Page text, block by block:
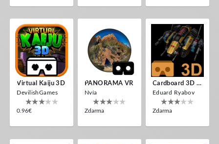
Virtual Kaiju 3D
DevilishGames
0.96€
PANORAMA VR
Nvía
Zdarma
Cardboard 3D VR Space FPS Game
Eduard Ryabov
Zdarma